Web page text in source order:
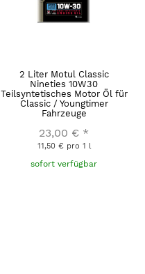
2 Liter Motul Classic
Nineties 10W30
Teilsyntetisches Motor Öl für
Classic / Youngtimer
Fahrzeuge
23,00 € *
11,50 € pro 1 l
sofort verfügbar